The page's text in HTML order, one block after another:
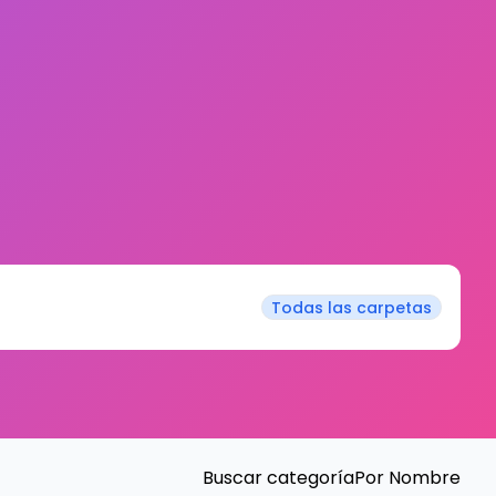
Todas las carpetas
Buscar categoríaPor Nombre